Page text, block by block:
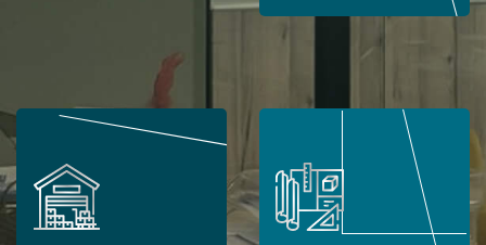
Многообразие витражей нашей компании не
ограничивается только лишь стилистикой
Тиффани. Вы можете заказать и создать
обилие альтернативных вариантов, идеально
подходящих под конкретное помещение, а
также в принципе богатый выбор изделий из